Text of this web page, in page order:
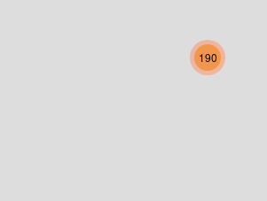
Niederösterreich
Oberösterreich
190